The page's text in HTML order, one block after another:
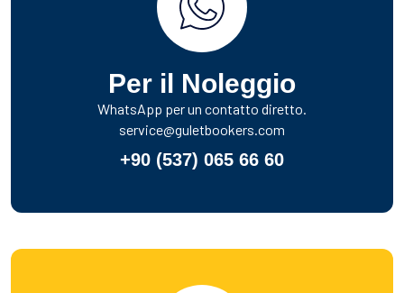
Per il Noleggio
WhatsApp per un contatto diretto.
service@guletbookers.com
+90 (537) 065 66 60